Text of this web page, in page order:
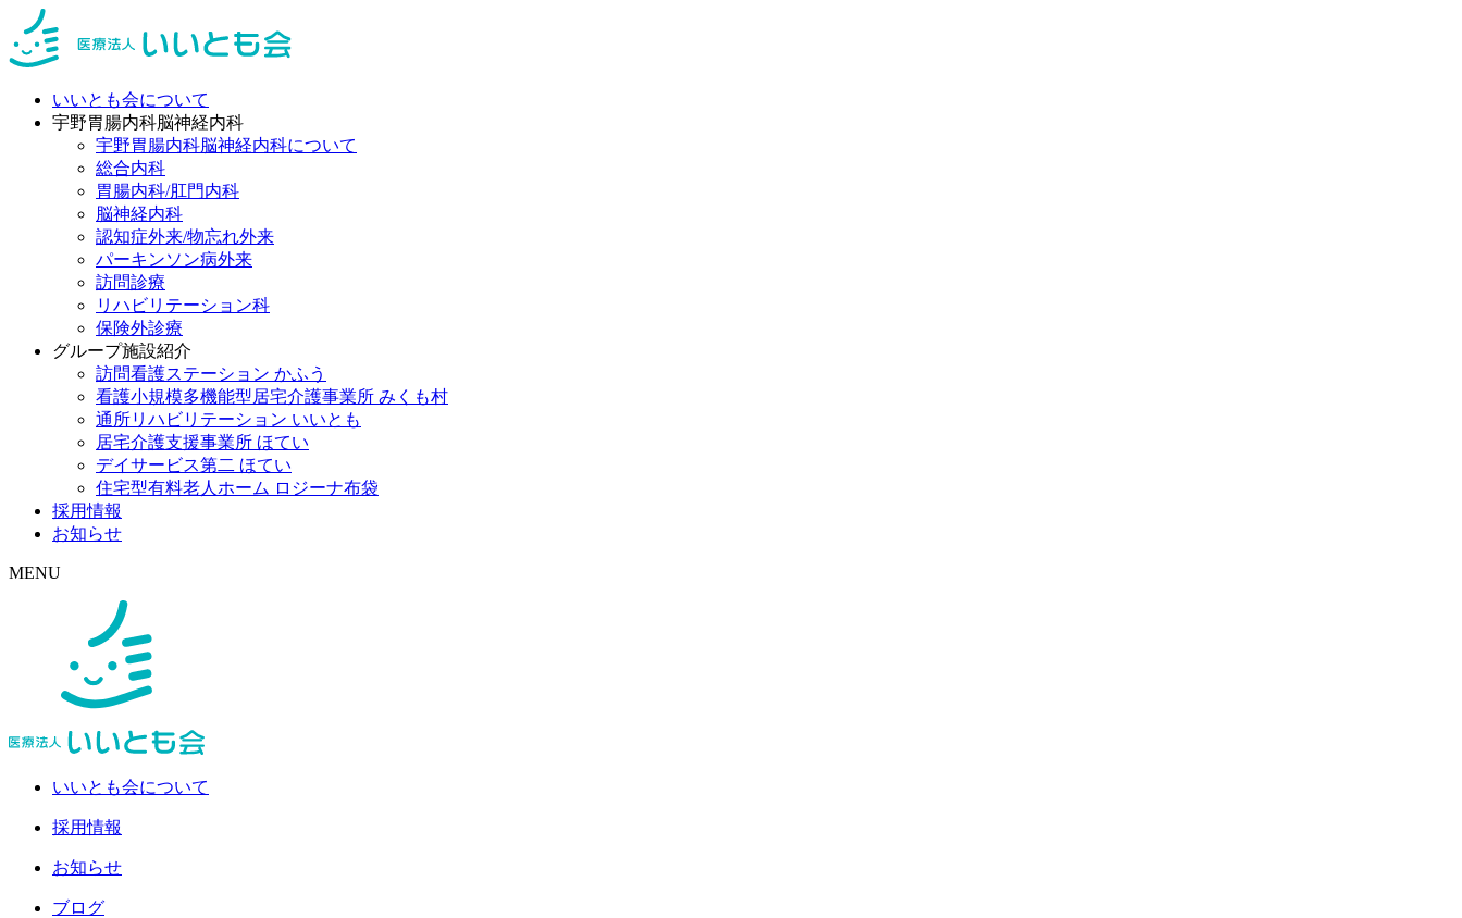
いいとも会について
宇野胃腸内科脳神経内科
宇野胃腸内科脳神経内科について
総合内科
胃腸内科/肛門内科
脳神経内科
認知症外来/物忘れ外来
パーキンソン病外来
訪問診療
リハビリテーション科
保険外診療
グループ施設紹介
訪問看護ステーション かふう
看護小規模多機能型居宅介護事業所 みくも村
通所リハビリテーション いいとも
居宅介護支援事業所 ほてい
デイサービス第二 ほてい
住宅型有料老人ホーム ロジーナ布袋
採用情報
お知らせ
MENU
いいとも会について
採用情報
お知らせ
ブログ